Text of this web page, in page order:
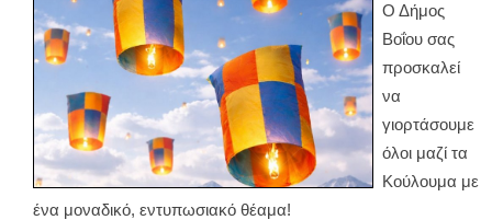
Ο Δήμος
Βοΐου σας
προσκαλεί
να
γιορτάσουμε
όλοι μαζί τα
Κούλουμα με
ένα μοναδικό, εντυπωσιακό θέαμα!